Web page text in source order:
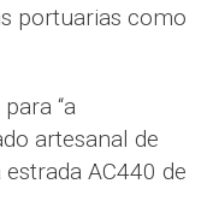
portuarias como
“a
artesanal de
estrada AC440 de